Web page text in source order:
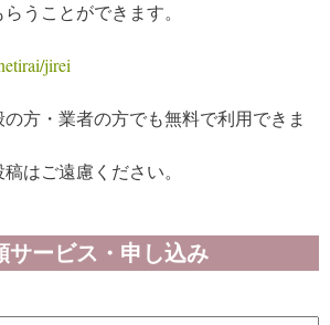
うことができます。
jirei
方・業者の方でも無料で利用できま
はご遠慮ください。
サービス・申し込み